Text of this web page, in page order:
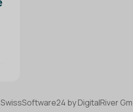
SwissSoftware24 by DigitalRiver